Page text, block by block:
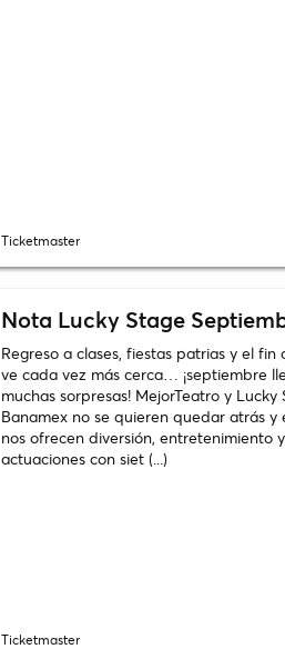
Ticketmaster
Nota Lucky Stage
Regreso a clases, fiestas patrias y el fin
ve cada vez más cerca… ¡septiembre
muchas sorpresas! MejorTeatro y Lucky
Banamex no se quieren quedar atrás y
nos ofrecen diversión, entretenimiento
actuaciones con siet (...)
Ticketmaster